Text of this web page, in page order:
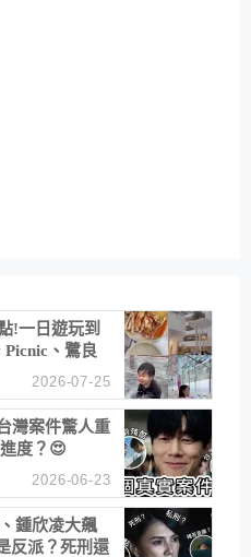
!一日遊玩到
、鷺良
》拍攝地、漢
2026-07-25
灣案件驚人重
度？😍
2026-06-23
鍾欣凌大飆
反派？死刑還